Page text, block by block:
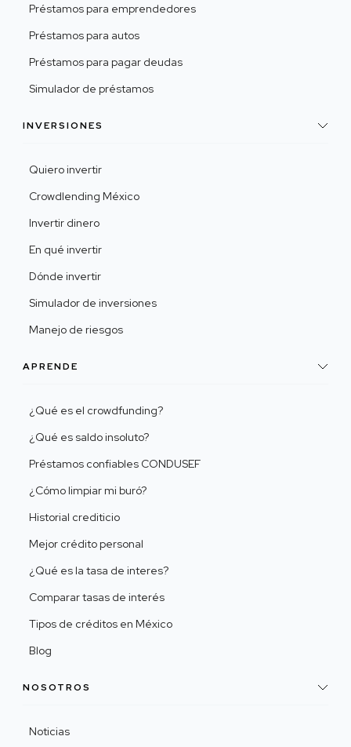
Préstamos para emprendedores
Préstamos para autos
Préstamos para pagar deudas
Simulador de préstamos
INVERSIONES
Quiero invertir
Crowdlending México
Invertir dinero
En qué invertir
Dónde invertir
Simulador de inversiones
Manejo de riesgos
APRENDE
¿Qué es el crowdfunding?
¿Qué es saldo insoluto?
Préstamos confiables CONDUSEF
¿Cómo limpiar mi buró?
Historial crediticio
Mejor crédito personal
¿Qué es la tasa de interes?
Comparar tasas de interés
Tipos de créditos en México
Blog
NOSOTROS
Noticias